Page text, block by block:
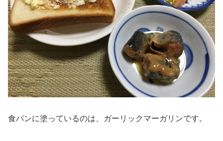
食パンに塗っているのは、ガーリックマーガリンです。